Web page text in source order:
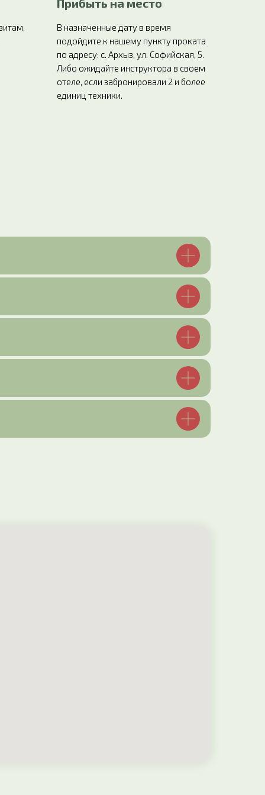
Прибыть на место
В назначенные дату в время
подойдите к нашему пункту проката
по адресу: с. Архыз, ул. Софийская, 5.
Либо ожидайте инструктора в своем
отеле, если забронировали 2 и более
единиц техники.